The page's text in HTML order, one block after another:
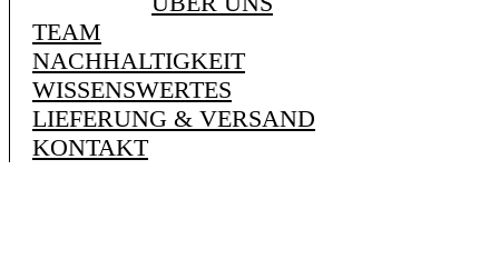
TEAM
NACHHALTIGKEIT
WISSENSWERTES
LIEFERUNG & VERSAND
KONTAKT